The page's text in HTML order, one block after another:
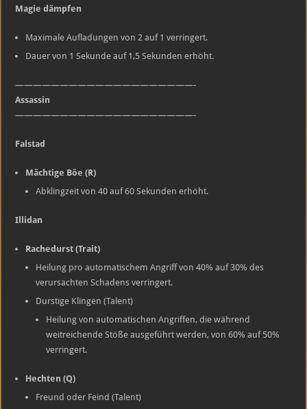
Magie dämpfen
Maximale Aufladungen von 2 auf 1 verringert.
Dauer von 1 Sekunde auf 1,5 Sekunden erhöht.
————————————————————-
Assassin
————————————————————-
Falstad
Mächtige Böe (R)
Abklingzeit von 40 auf 60 Sekunden erhöht.
Illidan
Rachedurst (Trait)
Heilung pro automatischem Angriff von 40% auf 30% des
verursachten Schadens verringert.
Durstige Klingen (Talent)
Heilung von automatischen Angriffen, die während
weitreichende Stöße ausgeführt werden, von 60% auf 50%
verringert.
Hechten (Q)
Freund oder Feind (Talent)